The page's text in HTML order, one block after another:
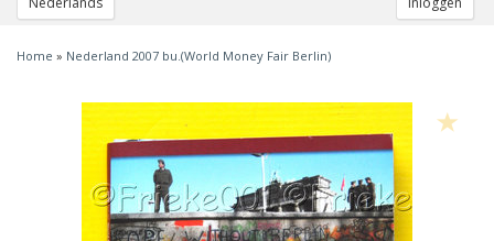
Home » Nederland 2007 bu.(World Money Fair Berlin)